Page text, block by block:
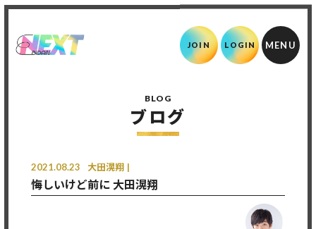
JOIN LOGIN
BLOG
ブログ
2021.08.23 大田滉翔
悔しいけど前に 大田滉翔